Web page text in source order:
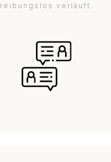
reibungslos verläuft.